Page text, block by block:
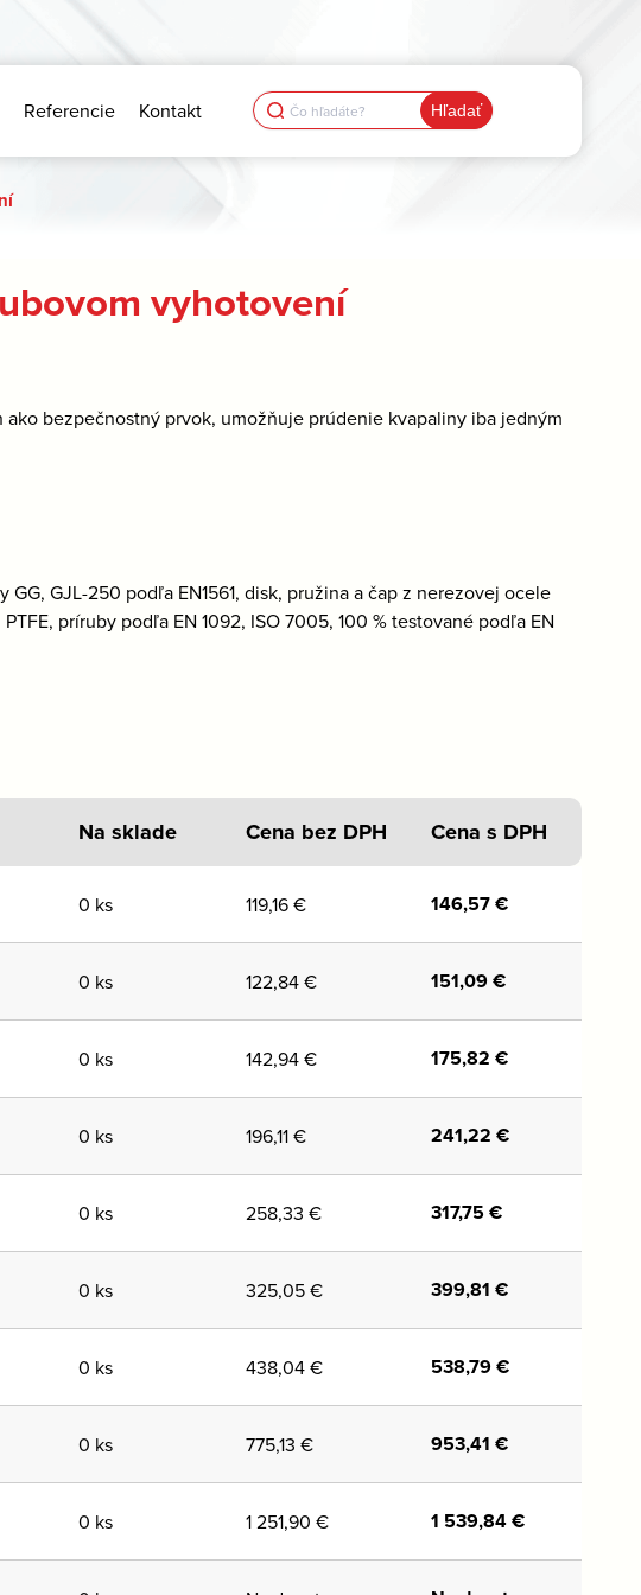
Referencie Kontakt Search
for:
vyhotovení
bezpečnostný prvok, umožňuje prúdenie kvapaliny iba jedným
GJL-250 podľa EN1561, disk, pružina a čap z nerezovej ocele
príruby podľa EN 1092, ISO 7005, 100 % testované podľa EN
Na sklade Cena bez DPH Cena s DPH
0 ks 119,16€ 146,57€
0 ks 122,84€ 151,09€
0 ks 142,94€ 175,82 €
0 ks 196,11€ 241,22 €
0 ks 258,33 € 317,75€
0 ks 325,05€ 399,81 €
0 ks 438,04€ 538,79€
0 ks 775,13 € 953,41 €
0 ks 1 251,90 € 1 539,84€